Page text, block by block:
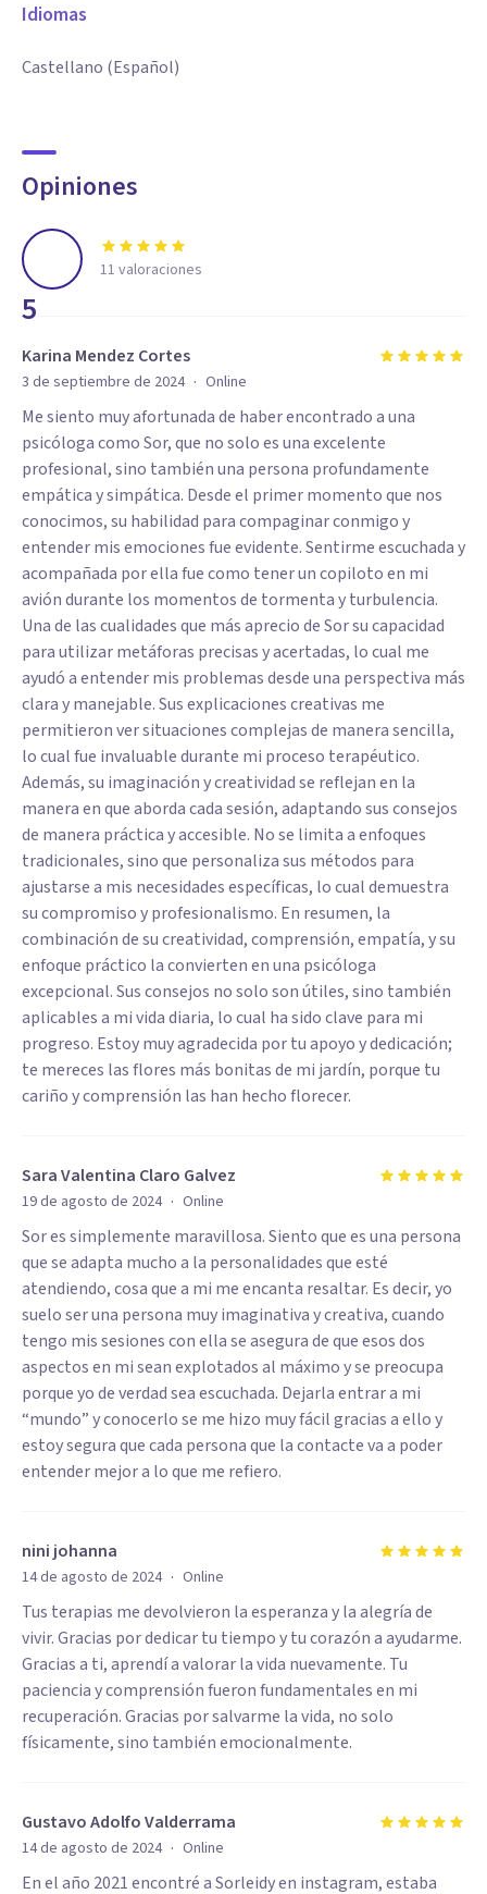
Idiomas
Castellano (Español)
Opiniones
5
11 valoraciones
Karina Mendez Cortes
3 de septiembre de 2024 · Online
Me siento muy afortunada de haber encontrado a una
psicóloga como Sor, que no solo es una excelente
profesional, sino también una persona profundamente
empática y simpática. Desde el primer momento que nos
conocimos, su habilidad para compaginar conmigo y
entender mis emociones fue evidente. Sentirme escuchada y
acompañada por ella fue como tener un copiloto en mi
avión durante los momentos de tormenta y turbulencia.
Una de las cualidades que más aprecio de Sor su capacidad
para utilizar metáforas precisas y acertadas, lo cual me
ayudó a entender mis problemas desde una perspectiva más
clara y manejable. Sus explicaciones creativas me
permitieron ver situaciones complejas de manera sencilla,
lo cual fue invaluable durante mi proceso terapéutico.
Además, su imaginación y creatividad se reflejan en la
manera en que aborda cada sesión, adaptando sus consejos
de manera práctica y accesible. No se limita a enfoques
tradicionales, sino que personaliza sus métodos para
ajustarse a mis necesidades específicas, lo cual demuestra
su compromiso y profesionalismo. En resumen, la
combinación de su creatividad, comprensión, empatía, y su
enfoque práctico la convierten en una psicóloga
excepcional. Sus consejos no solo son útiles, sino también
aplicables a mi vida diaria, lo cual ha sido clave para mi
progreso. Estoy muy agradecida por tu apoyo y dedicación;
te mereces las flores más bonitas de mi jardín, porque tu
cariño y comprensión las han hecho florecer.
Sara Valentina Claro Galvez
19 de agosto de 2024 · Online
Sor es simplemente maravillosa. Siento que es una persona
que se adapta mucho a la personalidades que esté
atendiendo, cosa que a mi me encanta resaltar. Es decir, yo
suelo ser una persona muy imaginativa y creativa, cuando
tengo mis sesiones con ella se asegura de que esos dos
aspectos en mi sean explotados al máximo y se preocupa
porque yo de verdad sea escuchada. Dejarla entrar a mi
“mundo” y conocerlo se me hizo muy fácil gracias a ello y
estoy segura que cada persona que la contacte va a poder
entender mejor a lo que me refiero.
nini johanna
14 de agosto de 2024 · Online
Tus terapias me devolvieron la esperanza y la alegría de
vivir. Gracias por dedicar tu tiempo y tu corazón a ayudarme.
Gracias a ti, aprendí a valorar la vida nuevamente. Tu
paciencia y comprensión fueron fundamentales en mi
recuperación. Gracias por salvarme la vida, no solo
físicamente, sino también emocionalmente.
Gustavo Adolfo Valderrama
14 de agosto de 2024 · Online
En el año 2021 encontré a Sorleidy en instagram, estaba